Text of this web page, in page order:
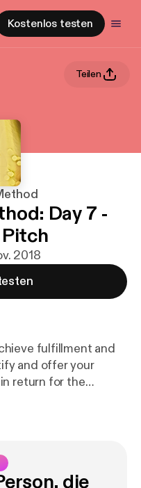
Kostenlos testen
Teilen
Day 7 -
2018
fulfillment and
and offer your
return for the
die